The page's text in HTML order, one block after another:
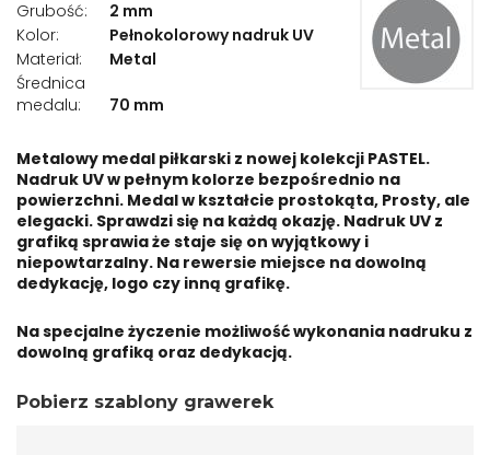
Medale lekkoatletyka -
biegi
Medale pływanie
Medale strażackie
Medale taniec
Medale konie
Medale kolarstwo
Grubość:
2 mm
Kolor:
Pełnokolorowy nadruk UV
Materiał:
Metal
Średnica
medalu:
70 mm
Metalowy medal piłkarski z nowej kolekcji PASTEL.
Nadruk UV w pełnym kolorze bezpośrednio na
powierzchni. Medal w kształcie prostokąta, Prosty, ale
elegacki. Sprawdzi się na każdą okazję. Nadruk UV z
grafiką sprawia że staje się on wyjątkowy i
niepowtarzalny. Na rewersie miejsce na dowolną
dedykację, logo czy inną grafikę.
Na specjalne życzenie możliwość wykonania nadruku z
dowolną grafiką oraz dedykacją.
Pobierz szablony grawerek